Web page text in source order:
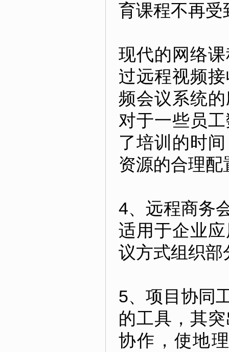
育课程不再受
现代的网络
过远程视频
频会议系统
对于一些员
了培训的时
资源的合理配
4、远程商务
适用于企业
议方式组织部
5、项目协同
的工具，其
协作，使地